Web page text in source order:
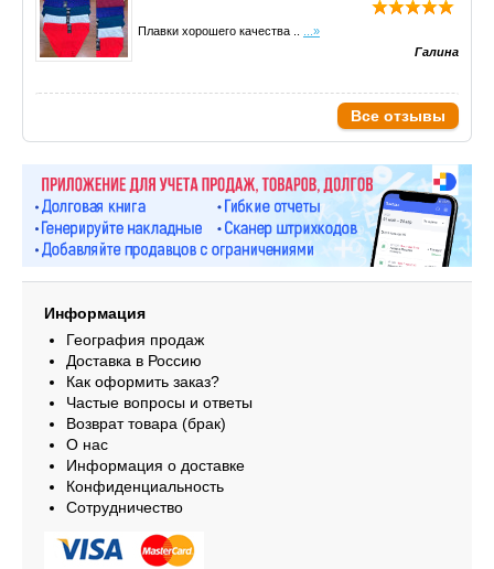
Плавки хорошего качества ..
...»
Галина
Все отзывы
Информация
География продаж
Доставка в Россию
Как оформить заказ?
Частые вопросы и ответы
Возврат товара (брак)
О нас
Информация о доставке
Конфиденциальность
Сотрудничество